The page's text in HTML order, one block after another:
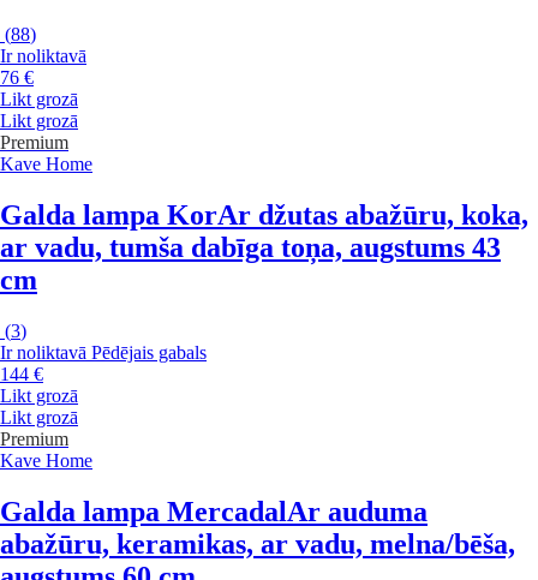
(88)
Ir noliktavā
76 €
Likt grozā
Likt grozā
Premium
Kave Home
Galda lampa KorAr džutas abažūru, koka,
ar vadu, tumša dabīga toņa, augstums 43
cm
(3)
Ir noliktavā Pēdējais gabals
144 €
Likt grozā
Likt grozā
Premium
Kave Home
Galda lampa MercadalAr auduma
abažūru, keramikas, ar vadu, melna/bēša,